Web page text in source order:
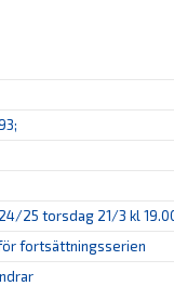
25 torsdag 21/3 kl
fortsättningsserien